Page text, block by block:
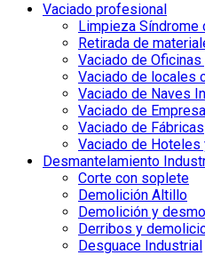
Vaciado profesional
Limpieza Síndrome
Retirada de
Vaciado de
Vaciado de locales
Vaciado de Naves
Vaciado de
Vaciado de Fábricas
Vaciado de Hoteles
Desmantelamiento
Corte con soplete
Demolición Altillo
Demolición y
Derribos y
Desguace Industrial